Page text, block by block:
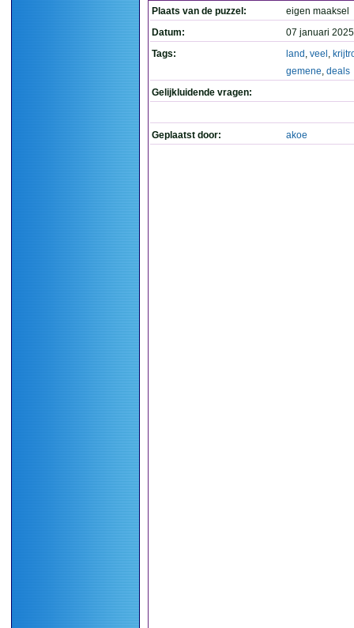
Plaats van de puzzel:
eigen maaksel
Datum:
07 januari
Tags:
land , veel ,
gemene, deals
Gelijkluidende vragen:
Geplaatst door: akoe